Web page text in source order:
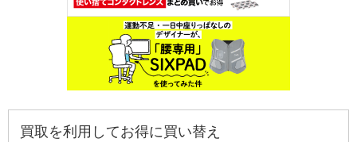
買取を利用してお得に買い替え